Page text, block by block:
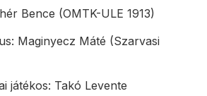
Bence (OMTK-ULE 1913)
Maginyecz Máté (Szarvasi
játékos: Takó Levente